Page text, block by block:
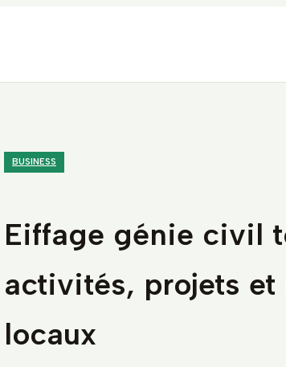
BUSINESS
Eiffage génie civil
activités, projets et
locaux